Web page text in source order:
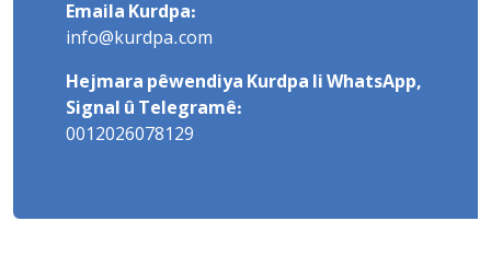
Emaila Kurdpa:
info@kurdpa.com
Hejmara pêwendiya Kurdpa li WhatsApp,
Signal û Telegramê:
0012026078129